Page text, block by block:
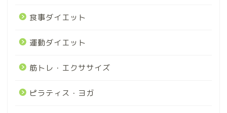
食事ダイエット
運動ダイエット
筋トレ・エクササイズ
ピラティス・ヨガ